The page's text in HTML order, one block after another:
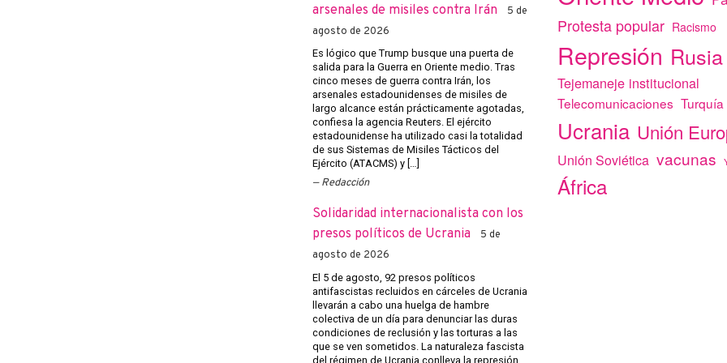
arsenales de misiles contra Irán
5 de
agosto de 2026
Es lógico que Trump busque una puerta de
salida para la Guerra en Oriente medio. Tras
cinco meses de guerra contra Irán, los
arsenales estadounidenses de misiles de
largo alcance están prácticamente agotadas,
confiesa la agencia Reuters. El ejército
estadounidense ha utilizado casi la totalidad
de sus Sistemas de Misiles Tácticos del
Ejército (ATACMS) y […]
Redacción
Solidaridad internacionalista con los
presos políticos de Ucrania
5 de
agosto de 2026
El 5 de agosto, 92 presos políticos
antifascistas recluidos en cárceles de Ucrania
llevarán a cabo una huelga de hambre
colectiva de un día para denunciar las duras
condiciones de reclusión y las torturas a las
que se ven sometidos. La naturaleza fascista
del régimen de Ucrania conlleva la represión
Protesta popular Racismo
Represión Rusia
Tejemaneje institucional
Telecomunicaciones Turquía
Ucrania Unión
Unión Soviética vacunas
África